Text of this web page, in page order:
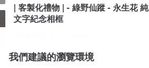
| 客製化禮物 | - 綠野仙蹤 - 永生花 純
文字紀念相框
US$ 70.38
我們建議的瀏覽環境